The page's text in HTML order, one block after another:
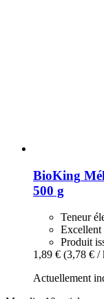
BioKing
500 g
Teneur
Excellent
Produit
1,89 € (3,78 € /
Actuellement